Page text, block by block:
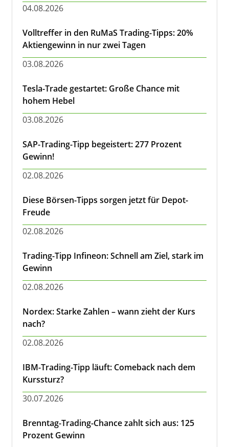
04.08.2026
Volltreffer in den RuMaS Trading-Tipps: 20%
Aktiengewinn in nur zwei Tagen
03.08.2026
Tesla-Trade gestartet: Große Chance mit
hohem Hebel
03.08.2026
SAP-Trading-Tipp begeistert: 277 Prozent
Gewinn!
02.08.2026
Diese Börsen-Tipps sorgen jetzt für Depot-
Freude
02.08.2026
Trading-Tipp Infineon: Schnell am Ziel, stark im
Gewinn
02.08.2026
Nordex: Starke Zahlen – wann zieht der Kurs
nach?
02.08.2026
IBM-Trading-Tipp läuft: Comeback nach dem
Kurssturz?
30.07.2026
Brenntag-Trading-Chance zahlt sich aus: 125
Prozent Gewinn